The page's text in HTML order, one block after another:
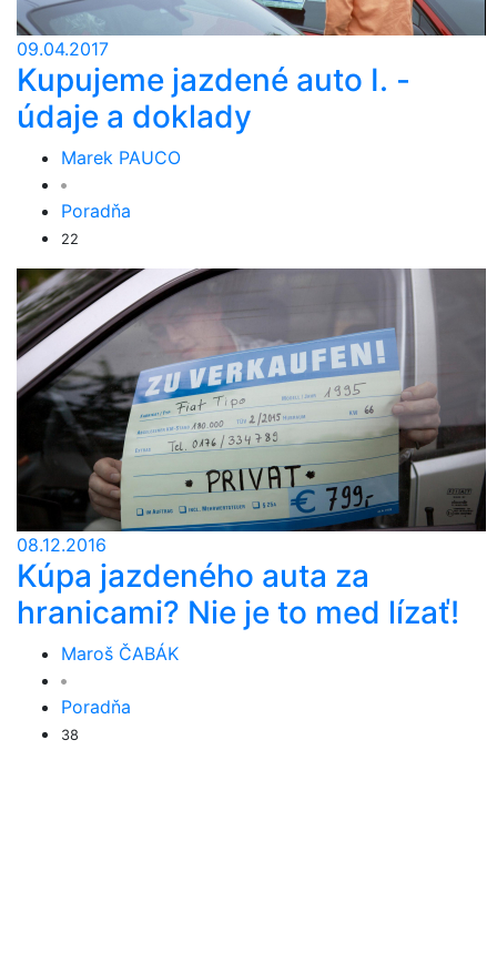
09.04.2017
Kupujeme jazdené auto I. -
údaje a doklady
Marek PAUCO
Poradňa
22
08.12.2016
Kúpa jazdeného auta za
hranicami? Nie je to med lízať!
Maroš ČABÁK
Poradňa
38